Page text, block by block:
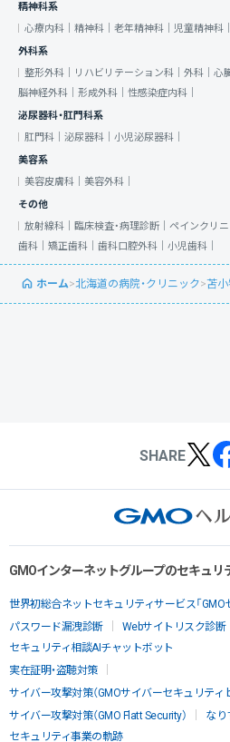
精神科系
心療内科｜ 精神科｜ 老年精神科｜ 児童精神科｜
外科系
整形外科｜
リハビリテーション科｜ 外科｜ 心
脳神経外科｜ 形成外科｜ 性感染症内科｜
泌尿器科・肛門科系
肛門科｜ 泌尿器科｜ 小児泌尿器科｜
美容系
美容皮膚科｜ 美容外科｜
その他
放射線科｜ 臨床検査・病理診断｜ ペインクリニ
歯科｜ 矯正歯科｜ 歯科口腔外科｜ 小児歯科｜
ホーム>北海道の病院・クリニック>苫小
SHARE
GMOインターネットグループのセキュリ
世界初総合ネットセキュリティサービス「GMO
パスワード漏洩診断
Webサイトリスク診断
セキュリティ相談AIチャットボット
実在証明・盗聴対策
サイバー攻撃対策（GMOサイバーセキュリティ
サイバー攻撃対策（GMO Flatt Security）
なり
セキュリティ事業の軌跡